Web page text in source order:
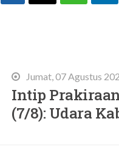
Jumat, 07 Agustus
Intip
(7/8): Udara